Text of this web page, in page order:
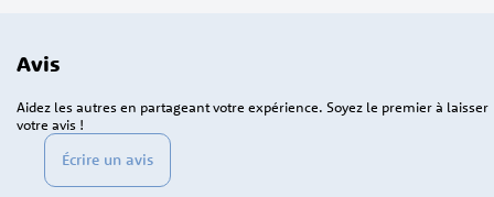
Avis
Écrire un avis
Aidez les autres en partageant votre expérience. Soyez le premier à laisser
votre avis !